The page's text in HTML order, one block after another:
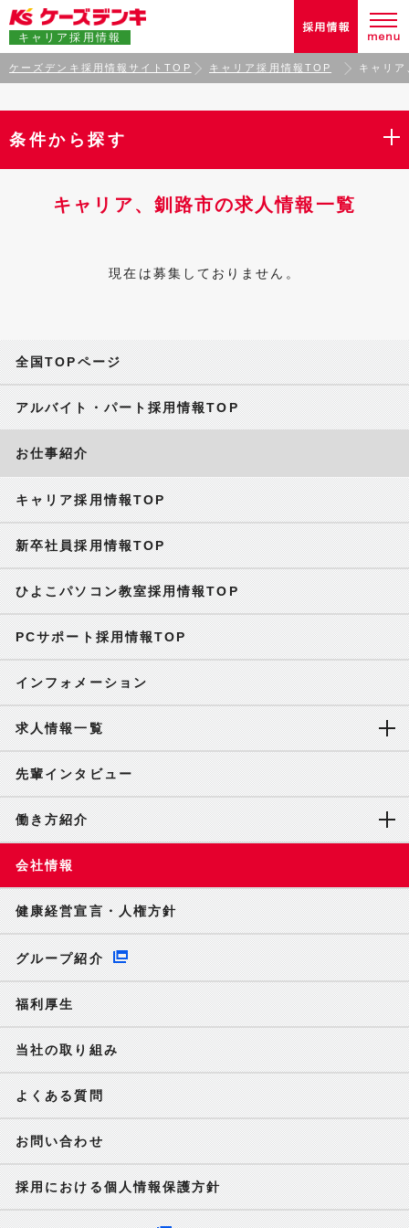
キャリア採用情報
ケーズデンキ採用情報サイトTOP キャリア採用情報TOP キャリ
条件から探す
キャリア、釧路市の求人情報一覧
現在は募集しておりません。
全国TOPページ
アルバイト・パート採用情報TOP
お仕事紹介
キャリア採用情報TOP
新卒社員採用情報TOP
ひよこパソコン教室採用情報TOP
PCサポート採用情報TOP
インフォメーション
求人情報一覧
先輩インタビュー
働き方紹介
会社情報
健康経営宣言・人権方針
グループ紹介
福利厚生
当社の取り組み
よくある質問
お問い合わせ
採用における個人情報保護方針